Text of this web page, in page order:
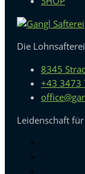
Die
8345
+43 3473
Leidenschaft für